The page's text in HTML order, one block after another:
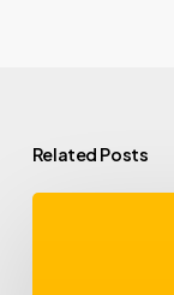
Related Posts